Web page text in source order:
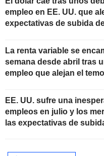
empleo en EE. UU. que
expectativas de subida
La renta variable se
semana desde abril tras
empleo que alejan el
EE. UU. sufre una
empleos en julio y los
las expectativas de